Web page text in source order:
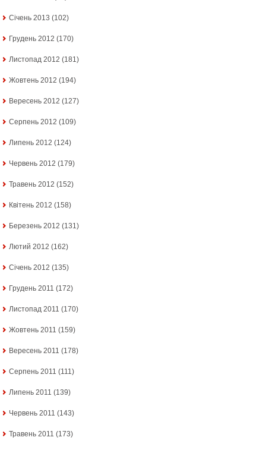
Січень 2013 (102)
Грудень 2012 (170)
Листопад 2012 (181)
Жовтень 2012 (194)
Вересень 2012 (127)
Серпень 2012 (109)
Липень 2012 (124)
Червень 2012 (179)
Травень 2012 (152)
Квітень 2012 (158)
Березень 2012 (131)
Лютий 2012 (162)
Січень 2012 (135)
Грудень 2011 (172)
Листопад 2011 (170)
Жовтень 2011 (159)
Вересень 2011 (178)
Серпень 2011 (111)
Липень 2011 (139)
Червень 2011 (143)
Травень 2011 (173)